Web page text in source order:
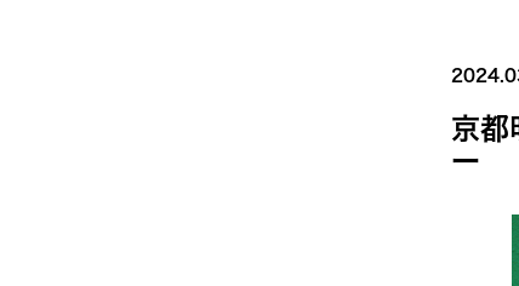
京都
ー